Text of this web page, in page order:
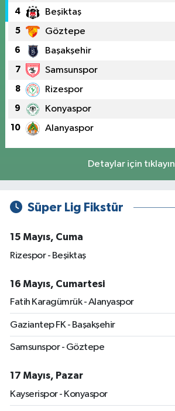
4 Beşiktaş
5 Göztepe
6 Başakşehir
7 Samsunspor
8 Rizespor
9 Konyaspor
10 Alanyaspor
Detaylar için tıklayın
Süper Lig Fikstür
15 Mayıs, Cuma
Rizespor - Beşiktaş
16 Mayıs, Cumartesi
Fatih Karagümrük - Alanyaspor
Gaziantep FK - Başakşehir
Samsunspor - Göztepe
17 Mayıs, Pazar
Kayserispor - Konyaspor